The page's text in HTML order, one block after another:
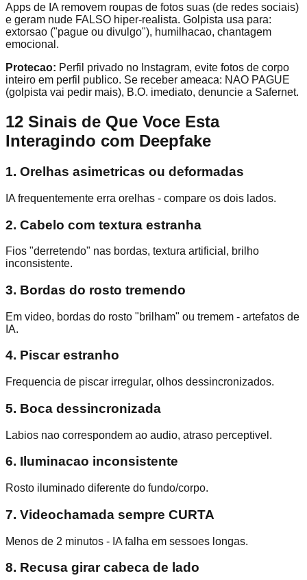
Apps de IA removem roupas de fotos suas (de redes sociais)
e geram nude FALSO hiper-realista. Golpista usa para:
extorsao ("pague ou divulgo"), humilhacao, chantagem
emocional.
Protecao: Perfil privado no Instagram, evite fotos de corpo
inteiro em perfil publico. Se receber ameaca: NAO PAGUE
(golpista vai pedir mais), B.O. imediato, denuncie a Safernet.
12 Sinais de Que Voce Esta
Interagindo com Deepfake
1. Orelhas asimetricas ou deformadas
IA frequentemente erra orelhas - compare os dois lados.
2. Cabelo com textura estranha
Fios "derretendo" nas bordas, textura artificial, brilho
inconsistente.
3. Bordas do rosto tremendo
Em video, bordas do rosto "brilham" ou tremem - artefatos de
IA.
4. Piscar estranho
Frequencia de piscar irregular, olhos dessincronizados.
5. Boca dessincronizada
Labios nao correspondem ao audio, atraso perceptivel.
6. Iluminacao inconsistente
Rosto iluminado diferente do fundo/corpo.
7. Videochamada sempre CURTA
Menos de 2 minutos - IA falha em sessoes longas.
8. Recusa girar cabeca de lado